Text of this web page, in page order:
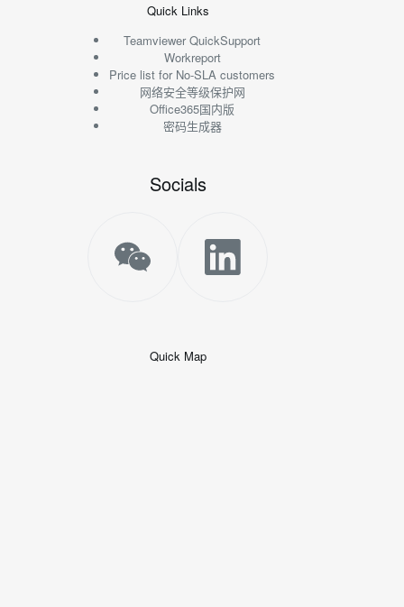
Quick Links
Teamviewer QuickSupport
Workreport
Price list for No-SLA customers
网络安全等级保护网
Office365国内版
密码生成器
Socials
Quick Map